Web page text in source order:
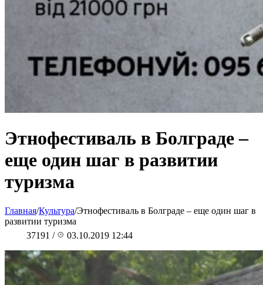
Этнофестиваль в Болграде –
еще один шаг в развитии
туризма
Главная/Культура/Этнофестиваль в Болграде – еще один шаг в
развитии туризма
37191 / 03.10.2019 12:44